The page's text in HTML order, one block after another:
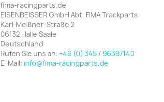
fima-racingparts.de
EISENBEISSER GmbH Abt. FIMA Trackparts
Karl-Meißner-Straße 2
06132 Halle Saale
Deutschland
Rufen Sie uns an:+49 (0) 345 / 96397140
E-Mail: info@fima-racingparts.de